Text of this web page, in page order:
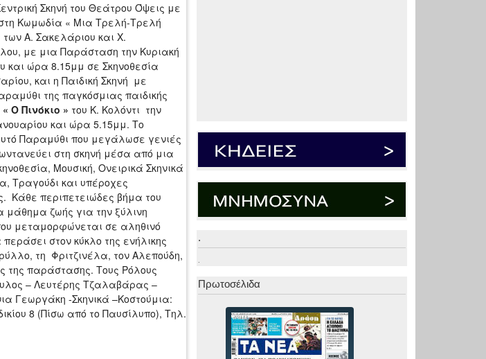
Σκηνή του Θεάτρου Όψεις με
Κωμωδία « Μια Τρελή-Τρελή
Α. Σακελάριου και Χ.
με μια Παράσταση την Κυριακή
και ώρα 8.15μμ σε Σκηνοθεσία
και η Παιδική Σκηνή με
της παγκόσμιας παιδικής
« Ο Πινόκιο » του Κ. Κολόντι την
και ώρα 5.15μμ. Το
Παραμύθι που μεγάλωσε γενιές
στη σκηνή μέσα από μια
Μουσική, Ονειρικά Σκηνικά
Τραγούδι και υπέροχες
Κάθε περιπετειώδες βήμα του
μάθημα ζωής για την ξύλινη
μεταμορφώνεται σε αληθινό
στον κύκλο της ενήλικης
τη Φριτζινέλα, τον Αλεπούδη,
της παράστασης. Τους Ρόλους
– Λευτέρης Τζαλαβάρας –
Γεωργάκη -Σκηνικά –Κοστούμια:
8 (Πίσω από το Παυσίλυπο), Τηλ.
.
.
Πρωτοσέλιδα